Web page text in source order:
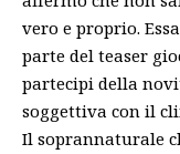
vero e proprio.
parte del teaser
partecipi della
soggettiva con il
Il soprannaturale